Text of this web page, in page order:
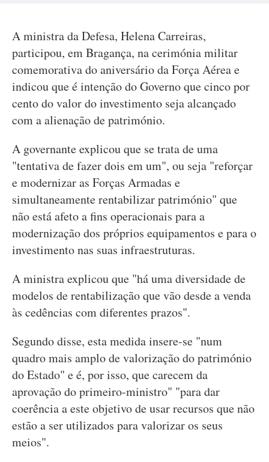
A ministra da Defesa, Helena Carreiras,
participou, em Bragança, na cerimónia militar
comemorativa do aniversário da Força Aérea e
indicou que é intenção do Governo que cinco por
cento do valor do investimento seja alcançado
com a alienação de património.
A governante explicou que se trata de uma
"tentativa de fazer dois em um", ou seja "reforçar
e modernizar as Forças Armadas e
simultaneamente rentabilizar património" que
não está afeto a fins operacionais para a
modernização dos próprios equipamentos e para o
investimento nas suas infraestruturas.
A ministra explicou que "há uma diversidade de
modelos de rentabilização que vão desde a venda
às cedências com diferentes prazos".
Segundo disse, esta medida insere-se "num
quadro mais amplo de valorização do património
do Estado" e é, por isso, que carecem da
aprovação do primeiro-ministro" "para dar
coerência a este objetivo de usar recursos que não
estão a ser utilizados para valorizar os seus
meios".